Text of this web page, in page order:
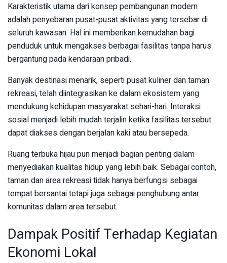
Karakteristik utama dari konsep pembangunan modern
adalah penyebaran pusat-pusat aktivitas yang tersebar di
seluruh kawasan. Hal ini memberikan kemudahan bagi
penduduk untuk mengakses berbagai fasilitas tanpa harus
bergantung pada kendaraan pribadi.
Banyak destinasi menarik, seperti pusat kuliner dan taman
rekreasi, telah diintegrasikan ke dalam ekosistem yang
mendukung kehidupan masyarakat sehari-hari. Interaksi
sosial menjadi lebih mudah terjalin ketika fasilitas tersebut
dapat diakses dengan berjalan kaki atau bersepeda.
Ruang terbuka hijau pun menjadi bagian penting dalam
menyediakan kualitas hidup yang lebih baik. Sebagai contoh,
taman dan area rekreasi tidak hanya berfungsi sebagai
tempat bersantai tetapi juga sebagai penghubung antar
komunitas dalam area tersebut.
Dampak Positif Terhadap Kegiatan
Ekonomi Lokal